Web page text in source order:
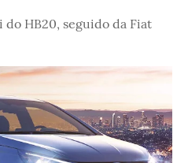
do HB20, seguido da Fiat